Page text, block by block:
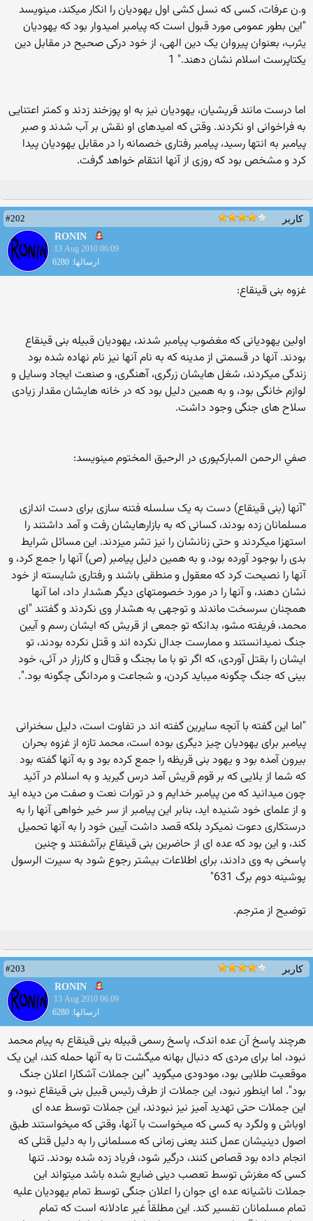
و.ن عرفات، کسی که نسل کشی اول یهودیان را انکار میکند، مینویسد
"این بطور عمومی مورد قبول است که پیامبر امیدوار بود که یهودیان
یثرب، بعنوان پیروان یک دین الهی، از خود درکی صحیح در مقابل دین
یکتاپرست اسلام نشان دهند." 1
اما درست مانند قریشیان، یهودیان نیز به او پوزخند زدند و کمتر اعتنایی
به فراخوانی او نکردند. وقتی که امیدهای او نقش بر آب شدند و صبر
پیامبر به انتها رسید، پیامبر رفتاری خصمانه را در مقابل یهودیان پیدا
کرد و مشخص بود که روزی از آنها انتقام خواهد گرفت.
کاربر
#202
RONIN
13 Aug 2010 06:09
ارسالها: 6280
غزوه بنی قینقاع:
اولین یهودیانی که مغضوب پیامبر شدند، یهودیان قبیله بنی قینقاع
بودند. آنها در قسمتی از مدینه که به نام آنها نیز نام نهاده شده بود
زندگی میکردند، شغل هایشان زرگری، آهنگری، و صنعت ایجاد وسایل و
لوازم خانگی بود، و به همین دلیل بود که در خانه هایشان مقدار زیادی
سلاح های جنگی وجود داشت.
صفي الرحمن المباركپوری در الرحیق المختوم مینویسد:
"آنها (بنی قینقاع) دست به یک سلسله فتنه سازی برای دست اندازی
مسلمانان زده بودند، کسانی که به بازارهایشان رفت و آمد داشتند را
استهزا میکردند و حتی زنانشان را نیز تشر میزدند. این مسائل شرایط
بدی را بوجود آورده بود، و به همین دلیل پیامبر (ص) آنها را جمع کرد، و
آنها را نصیحت کرد که معقول و منطقی باشند و رفتاری شایسته از خود
نشان دهند، و آنها را در مورد خصومتهای دیگر هشدار داد، اما آنها
همچنان سرسخت ماندند و توجهی به هشدار وی نکردند و گفتند "ای
محمد، فریفته مشو، بدانکه تو جمعی از قریش که ایشان رسم و آیین
جنگ نمیدانستند و ممارست جدال نکرده اند و قتل نکرده بودند، تو
ایشان را بقتل آوردی، که اگر تو با ما بجنگ و قتال و کارزار در آئی، خود
بینی که جنگ چگونه میباید کردن، و شجاعت و مردانگی چگونه بود.".
"اما این گفته با آنچه سایرین گفته اند در تفاوت است، دلیل سخنرانی
پیامبر برای یهودیان چیز دیگری بوده است، محمد تازه از غزوه بحران
بیرون آمده بود و یهود بنی قریظه را جمع کرده بود و به آنها گفته بود
که شما از بلایی که بر قوم قریش آمد درس گیرید و به اسلام در آئید
چون میدانید که من پیامبر خدایم و در تورات نعت و صفت من دیده اید
و از علمای خود شنیده اید، بنابر این پیامبر از سر خیر خواهی آنها را به
درستکاری دعوت نمیکرد بلکه قصد داشت آیین خود را به آنها تحمیل
کند، و این بود که عده ای از حاضرین بنی قینقاع برآشفتند و چنین
پاسخی به وی دادند، برای اطلاعات بیشتر رجوع شود به سیرت الرسول
پوشینه دوم برگ 631"
توضیح از مترجم.
کاربر
#203
RONIN
13 Aug 2010 06:09
ارسالها: 6280
هرچند پاسخ آن عده اندک، پاسخ رسمی قبیله بنی قینقاع به پیام محمد
نبود، اما برای مردی که دنبال بهانه میگشت تا به آنها حمله کند، این یک
موقعیت طلایی بود، مودودی میگوید "این جملات آشکارا اعلان جنگ
بود". اما اینطور نبود، این جملات از طرف رئیس قبیل بنی قینقاع نبود، و
این جملات حتی تهدید آمیز نیز نبودند، این جملات توسط عده ای
اوباش و ولگرد به کسی که میخواست با آنها، وقتی که میخواستند طبق
اصول دینیشان عمل کنند یعنی زمانی که مسلمانی را به دلیل قتلی که
انجام داده بود قصاص کنند، درگیر شود، فریاد زده شده بودند. تنها
کسی که مغزش توسط تعصب دینی ضايع شده باشد میتواند این
جملات ناشیانه عده ای جوان را اعلان جنگی توسط تمام یهودیان علیه
تمام مسلمانان تفسیر کند. این مطلقاً غیر عادلانه است که تمام